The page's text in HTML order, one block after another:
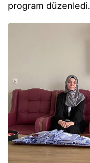
program düzenledi.